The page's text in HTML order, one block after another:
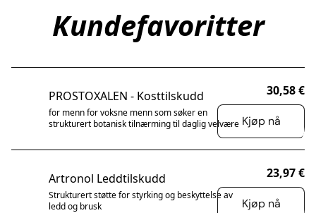
Kundefavoritter
PROSTOXALEN - Kosttilskudd
for menn for voksne menn som søker en
strukturert botanisk tilnærming til daglig velvære
30,58 €
Kjøp nå
Artronol Leddtilskudd
Strukturert støtte for styrking og beskyttelse av
ledd og brusk
23,97 €
Kjøp nå